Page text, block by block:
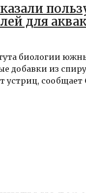
для
биологии
добавки из
сообщает